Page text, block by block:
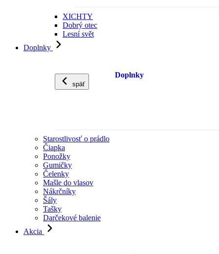
XICHTY
Dobrý otec
Lesní svět
Doplnky
späť
Doplnky
Starostlivosť o prádlo
Čiapka
Ponožky
Gumičky
Čelenky
Mašle do vlasov
Nákrčníky
Šály
Tašky
Darčekové balenie
Akcia